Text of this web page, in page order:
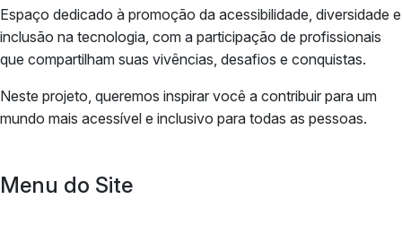
Espaço dedicado à promoção da acessibilidade, diversidade e
inclusão na tecnologia, com a participação de profissionais
que compartilham suas vivências, desafios e conquistas.
Neste projeto, queremos inspirar você a contribuir para um
mundo mais acessível e inclusivo para todas as pessoas.
Menu do Site